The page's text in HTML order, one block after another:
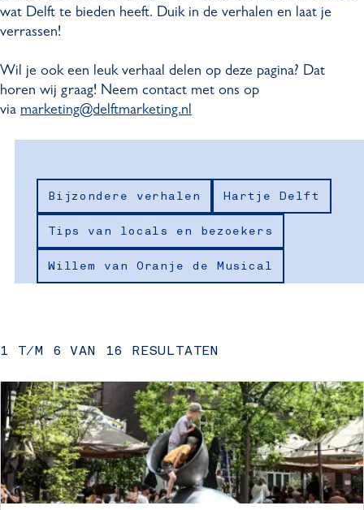
wat Delft te bieden heeft. Duik in de verhalen en laat je
verrassen!
Wil je ook een leuk verhaal delen op deze pagina? Dat
horen wij graag! Neem contact met ons op
via marketing@delftmarketing.nl
j
e
?
Bijzondere verhalen Hartje Delft
Tips van locals en bezoekers
Willem van Oranje de Musical
1 T/M 6 VAN 16 RESULTATEN